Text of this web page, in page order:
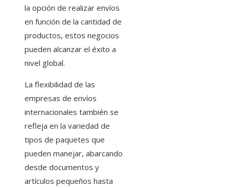
la opción de realizar envíos
en función de la cantidad de
productos, estos negocios
pueden alcanzar el éxito a
nivel global.
La flexibilidad de las
empresas de envíos
internacionales también se
refleja en la variedad de
tipos de paquetes que
pueden manejar, abarcando
desde documentos y
artículos pequeños hasta